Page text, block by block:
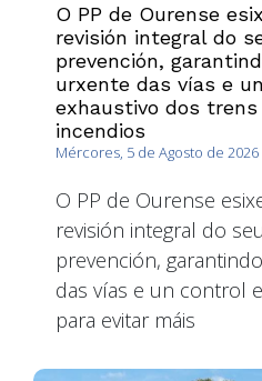
O PP de Ourense
revisión integral do
prevención,
urxente das vías e
exhaustivo dos
incendios
Mércores, 5 de Agosto de 2026
O PP de Ourense
revisión integral do
prevención,
das vías e un control
para evitar máis